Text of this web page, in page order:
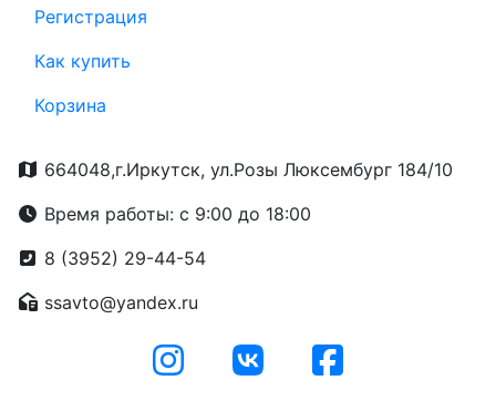
Регистрация
Как купить
Корзина
664048,г.Иркутск, ул.Розы Люксембург 184/10
Время работы: с 9:00 до 18:00
8 (3952) 29-44-54
ssavto@yandex.ru